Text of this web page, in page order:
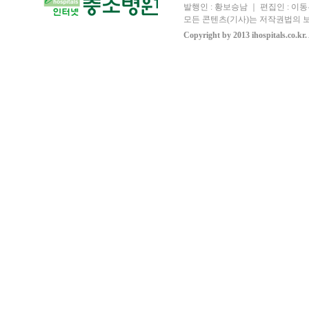
발행인 : 황보승남 ｜ 편집인 : 이
모든 콘텐츠(기사)는 저작권법의
Copyright by 2013 ihospitals.co.kr.